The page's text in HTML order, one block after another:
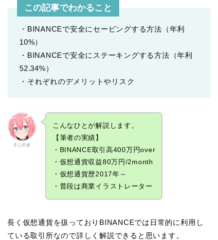
この記事でわかること
・BINANCEで安全にセービングする方法（年利
10%）
・BINANCEで安全にステーキングする方法（年利
52.34%）
・それぞれのデメリットやリスク
さじのき
こんなひとが解説します。
【筆者の実績】
・BINANCE取引高400万円over
・仮想通貨収益80万円/2month
・仮想通貨歴2017年～
・普段は商業イラストレーター
長く仮想通貨を扱っておりBINANCEでは日常的に利用し
ている取引所なので詳しく解説できると思います。